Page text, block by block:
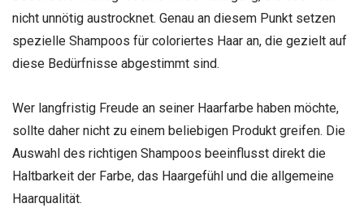
nicht unnötig austrocknet. Genau an diesem Punkt setzen
spezielle Shampoos für coloriertes Haar an, die gezielt auf
diese Bedürfnisse abgestimmt sind.
Wer langfristig Freude an seiner Haarfarbe haben möchte,
sollte daher nicht zu einem beliebigen Produkt greifen. Die
Auswahl des richtigen Shampoos beeinflusst direkt die
Haltbarkeit der Farbe, das Haargefühl und die allgemeine
Haarqualität.